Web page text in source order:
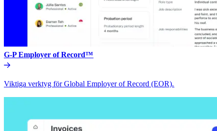
G-P Employer of Record™​​
Viktiga verktyg för Global Employer of Record (EOR).​​